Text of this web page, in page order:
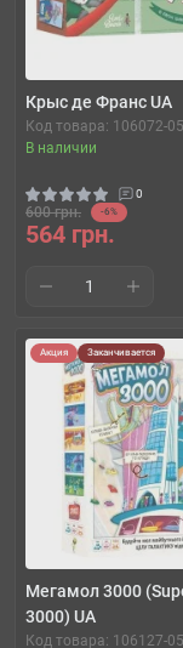
Крыс де Франс UA
Код товара: 106072-05
В наличии
0
600 грн. -6%
564 грн.
Акция Заканчивается
Мегамол 3000
3000) UA
Код товара: 106127-05